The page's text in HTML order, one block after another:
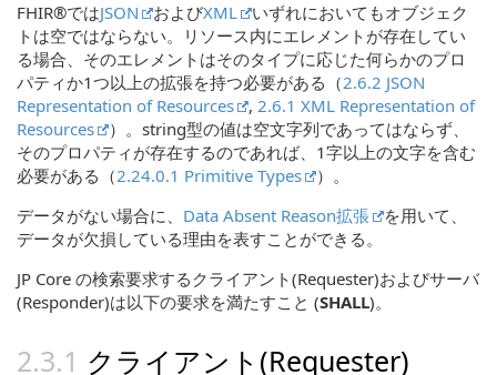
FHIR®ではJSON およびXML
いずれにおいてもオブジェク
トは空ではならない。リソース内にエレメントが存在してい
る場合、そのエレメントはそのタイプに応じた何らかのプロ
パティか1つ以上の拡張を持つ必要がある（2.6.2 JSON
Representation of Resources
, 2.6.1 XML Representation of
Resources
）。string型の値は空文字列であってはならず、
そのプロパティが存在するのであれば、1字以上の文字を含む
必要がある（2.24.0.1 Primitive Types
）。
データがない場合に、 Data Absent Reason拡張
を用いて、
データが欠損している理由を表すことができる。
JP Core の検索要求するクライアント(Requester)およびサーバ
(Responder)は以下の要求を満たすこと (SHALL)。
クライアント(Requester)